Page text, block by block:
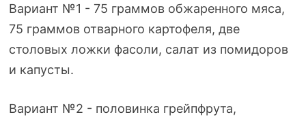
Вариант №1 - 75 граммов обжаренного мяса,
75 граммов отварного картофеля, две
столовых ложки фасоли, салат из помидоров
и капусты.
Вариант №2 - половинка грейпфрута,